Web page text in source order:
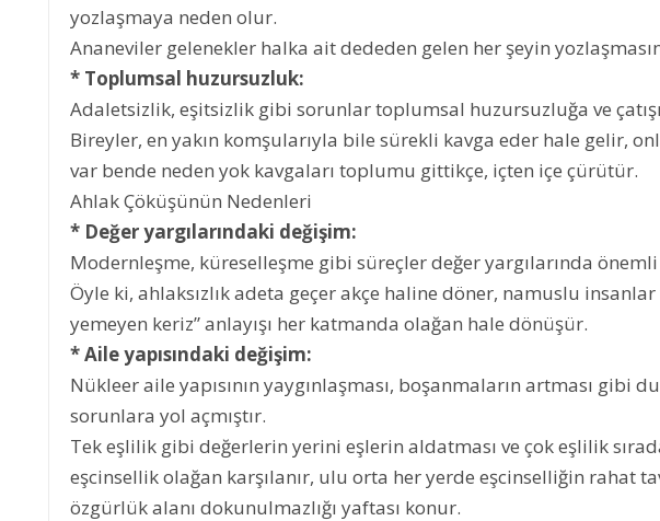
yozlaşmaya neden olur.
Ananeviler gelenekler halka ait dededen gelen her şeyin
* Toplumsal huzursuzluk:
Adaletsizlik, eşitsizlik gibi sorunlar toplumsal huzursuzluğa ve
Bireyler, en yakın komşularıyla bile sürekli kavga eder hale gelir,
var bende neden yok kavgaları toplumu gittikçe, içten içe çürütür.
Ahlak Çöküşünün Nedenleri
* Değer yargılarındaki değişim:
Modernleşme, küreselleşme gibi süreçler değer yargılarında
Öyle ki, ahlaksızlık adeta geçer akçe haline döner, namuslu
yemeyen keriz” anlayışı her katmanda olağan hale dönüşür.
* Aile yapısındaki değişim:
Nükleer aile yapısının yaygınlaşması, boşanmaların artması gibi
sorunlara yol açmıştır.
Tek eşlilik gibi değerlerin yerini eşlerin aldatması ve çok eşlilik
eşcinsellik olağan karşılanır, ulu orta her yerde eşcinselliğin rahat
özgürlük alanı dokunulmazlığı yaftası konur.